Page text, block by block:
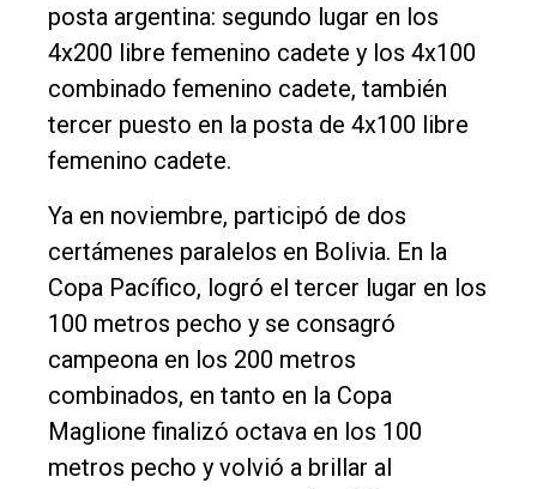
posta argentina: segundo lugar en los
4x200 libre femenino cadete y los 4x100
combinado femenino cadete, también
tercer puesto en la posta de 4x100 libre
femenino cadete.
Ya en noviembre, participó de dos
certámenes paralelos en Bolivia. En la
Copa Pacífico, logró el tercer lugar en los
100 metros pecho y se consagró
campeona en los 200 metros
combinados, en tanto en la Copa
Maglione finalizó octava en los 100
metros pecho y volvió a brillar al